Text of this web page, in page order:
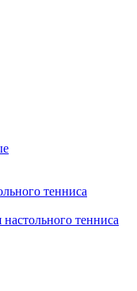
тенниса
тенниса